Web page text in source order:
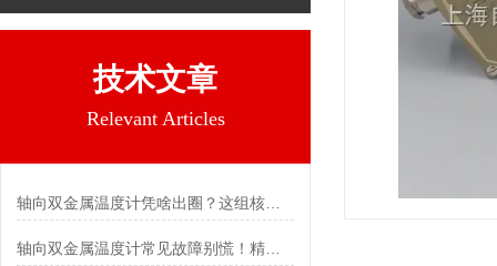
技术文章
Relevant Articles
轴向双金属温度计凭啥出圈？这组核心特点给出了答案
轴向双金属温度计常见故障别慌！精准定位，轻松搞定难题